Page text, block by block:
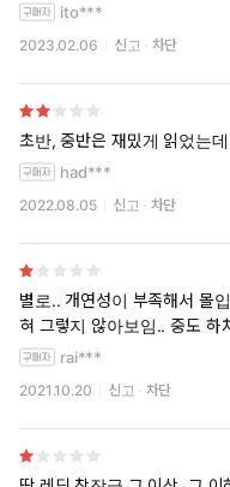
ito***
2023.02.06 신고 차단
초반, 중반은 재밌게 읽었는
had***
2022.08.05 신고 차단
별로.. 개연성이 부족해서 몰
혀 그렇지 않아보임.. 중도 하
rai***
2021.10.20 신고 차단